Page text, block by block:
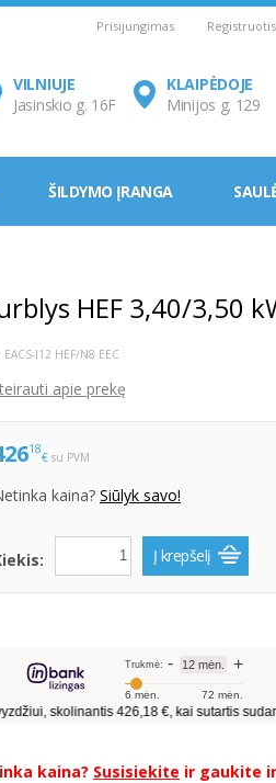
Registruotis
Prisijungimas
VILNIUJE
Jasinskio g. 16F
KLAIPĖDOJE
Minijos g. 129
ŠILDYMO ĮRANGA
HEF 3,40/3,50
EACS-I12 HEF/N8 EEC
apie prekę
18
€ su PVM
kaina? Siūlyk savo!
Į krepšelį
kaina? Susisiekite ir gaukite